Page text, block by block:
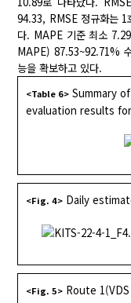
94.33, RMSE 정규화는
다. MAPE 기준 최소
MAPE) 87.53~92.71%
능을 확보하고 있다.
<Table 6> Summary
evaluation results
<Fig. 4> Daily
<Fig. 5> Route